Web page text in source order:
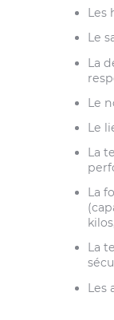
Les
Le
La
Le
Le
La
La
La
Les